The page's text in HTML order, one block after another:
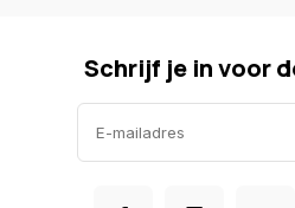
Schrijf je in voor